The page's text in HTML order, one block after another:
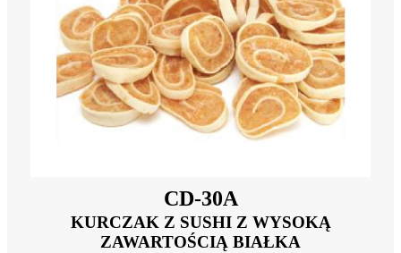
CD-30A
KURCZAK Z SUSHI Z WYSOKĄ
ZAWARTOŚCIĄ BIAŁKA